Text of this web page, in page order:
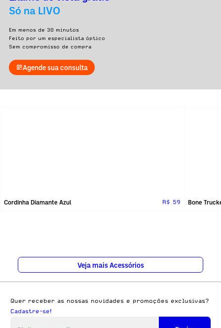
Só na LIVO
Em menos de 30 minutos
Feito por um especialista óptico
Sem compromisso de compra
Agende sua consulta
Cordinha Diamante Azul R$ 59 Bone
Veja mais Acessórios
Quer receber as nossas novidades e promoções exclusivas?
Cadastre-se!